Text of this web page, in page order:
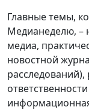
Главные темы,
Медианеделю, –
медиа,
новостной